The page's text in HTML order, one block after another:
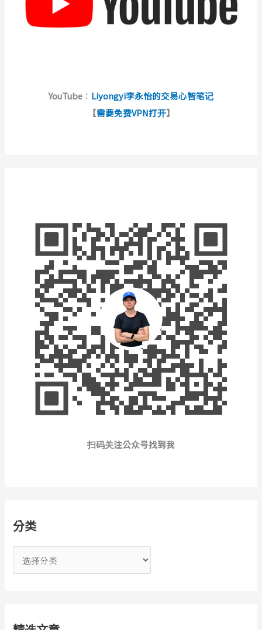
YouTube ： Liyongyi李永怡的交易心智笔记
【需要免费VPN打开】
扫码关注公众号找到我
分类
类